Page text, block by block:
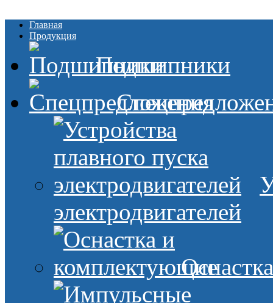
Главная
Продукция
Подшипники
электродвигателей